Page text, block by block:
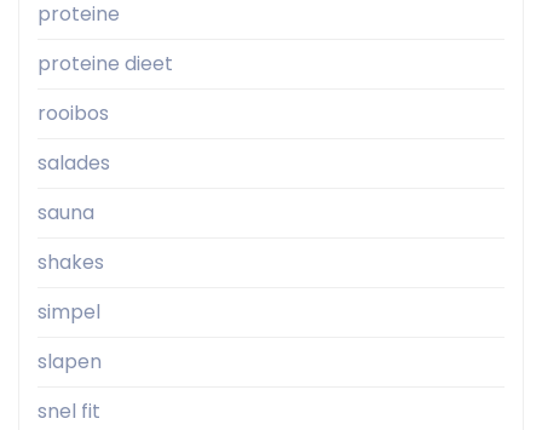
proteine
proteine dieet
rooibos
salades
sauna
shakes
simpel
slapen
snel fit